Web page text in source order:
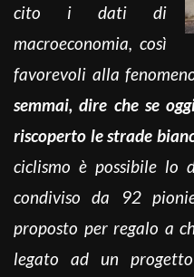
cito i dati di
macroeconomia, così
favorevoli alla
semmai, dire che se
riscoperto le strade
ciclismo è possibile lo
condiviso da 92
proposto per regalo a
legato ad un